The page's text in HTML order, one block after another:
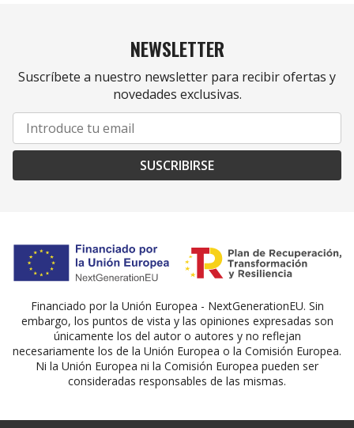
NEWSLETTER
Suscríbete a nuestro newsletter para recibir ofertas y
novedades exclusivas.
SUSCRIBIRSE
Financiado por la Unión Europea - NextGenerationEU. Sin
embargo, los puntos de vista y las opiniones expresadas son
únicamente los del autor o autores y no reflejan
necesariamente los de la Unión Europea o la Comisión Europea.
Ni la Unión Europea ni la Comisión Europea pueden ser
consideradas responsables de las mismas.